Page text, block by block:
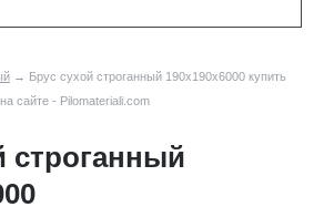
→ Брус сухой строганный 190x190х6000 купить
сайте - Pilomateriali.com
строганный